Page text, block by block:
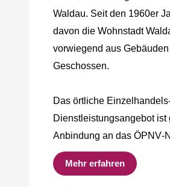
Waldau. Seit den 1960er
davon die Wohnstadt
vorwiegend aus
Geschossen.
Das örtliche
Dienstleistungsangebot ist
Anbindung an das
Mehr erfahren